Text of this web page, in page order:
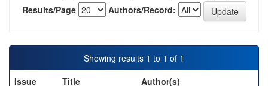
Results/Page
Authors/Record:
Showing results 1 to 1 of 1
Issue
Title Author(s)